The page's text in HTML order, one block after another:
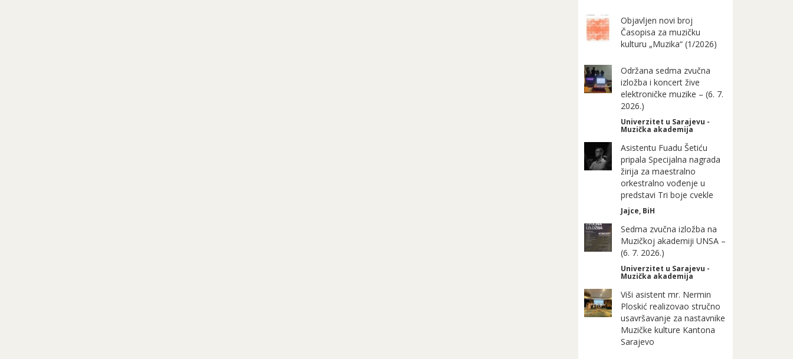
Objavljen novi broj
Časopisa za muzičku
kulturu „Muzika“ (1/2026)
Održana sedma zvučna
izložba i koncert žive
elektroničke muzike – (6. 7.
2026.)
Univerzitet u Sarajevu -
Muzička akademija
Asistentu Fuadu Šetiću
pripala Specijalna nagrada
žirija za maestralno
orkestralno vođenje u
predstavi Tri boje cvekle
Jajce, BiH
Sedma zvučna izložba na
Muzičkoj akademiji UNSA –
(6. 7. 2026.)
Univerzitet u Sarajevu -
Muzička akademija
Viši asistent mr. Nermin
Ploskić realizovao stručno
usavršavanje za nastavnike
Muzičke kulture Kantona
Sarajevo